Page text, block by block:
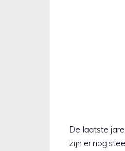
De laatste
zijn er nog